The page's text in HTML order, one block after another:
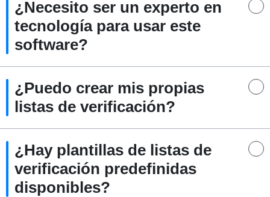
¿Necesito ser un experto en
tecnología para usar este
software?
¿Puedo crear mis propias
listas de verificación?
¿Hay plantillas de listas de
verificación predefinidas
disponibles?